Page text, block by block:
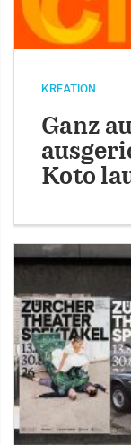
KREATION
Ganz
Koto